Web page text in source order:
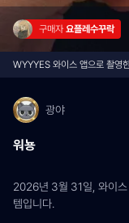
구매자 요플레수꾸락
WYYYES 와이스 앱으로 촬영
광야
워뇽
2026년 3월 31일, 와이스
템입니다.